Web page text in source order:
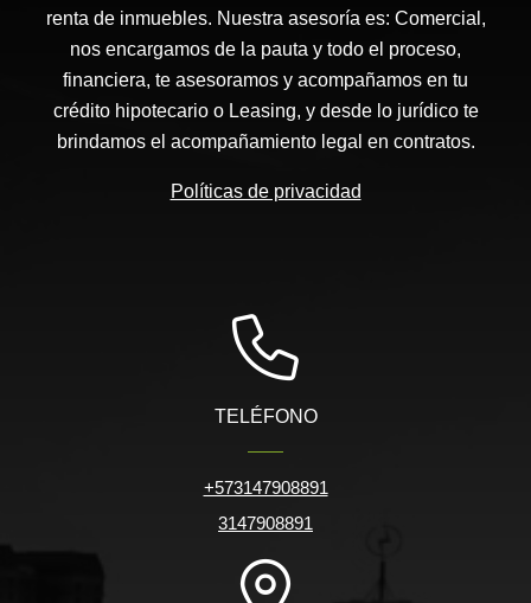
renta de inmuebles. Nuestra asesoría es: Comercial,
nos encargamos de la pauta y todo el proceso,
financiera, te asesoramos y acompañamos en tu
crédito hipotecario o Leasing, y desde lo jurídico te
brindamos el acompañamiento legal en contratos.
Políticas de privacidad
TELÉFONO
+573147908891
3147908891